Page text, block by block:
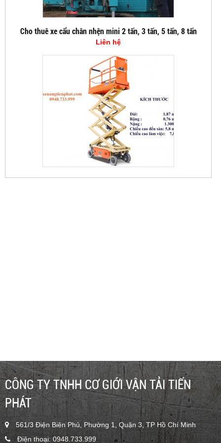
Cho thuê xe cẩu chân nhện mini 2 tấn, 3 tấn, 5 tấn, 8 tấn
Liên hệ
XE NÂNG CẮT KÉO 5,7M
CÔNG TY TNHH CƠ GIỚI VẬN TẢI TIẾN
PHÁT
561/3 Điện Biên Phủ, Phường 1, Quận 3, TP Hồ Chí Minh
Điện thoại: 0948.733.999